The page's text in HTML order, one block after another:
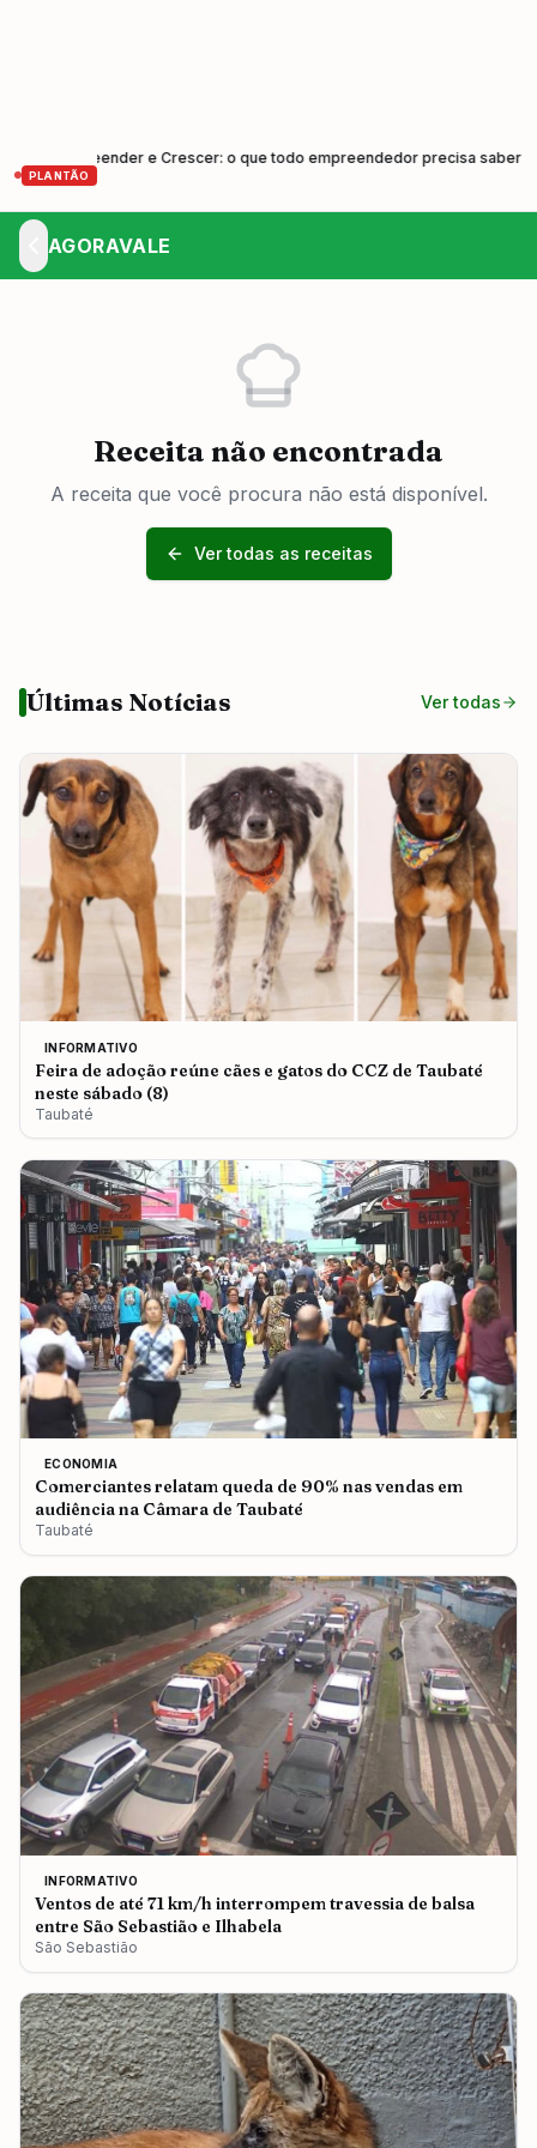
PLANTÃO
Empreender e Crescer: o que todo empreendedor precisa saber
AGORAVALE
Receita não encontrada
A receita que você procura não está disponível.
Ver todas as receitas
Últimas Notícias Ver todas
INFORMATIVO
Feira de adoção reúne cães e gatos do CCZ de Taubaté
neste sábado (8)
Taubaté
ECONOMIA
Comerciantes relatam queda de 90% nas vendas em
audiência na Câmara de Taubaté
Taubaté
INFORMATIVO
Ventos de até 71 km/h interrompem travessia de balsa
entre São Sebastião e Ilhabela
São Sebastião